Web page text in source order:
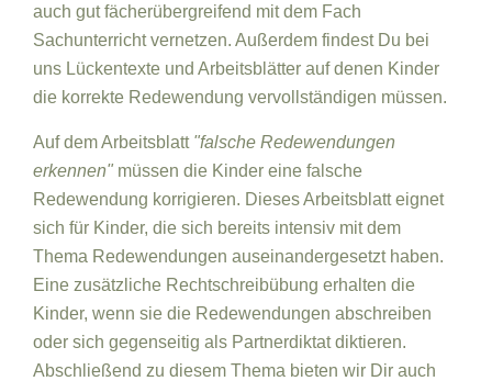
auch gut fächerübergreifend mit dem Fach
Sachunterricht vernetzen. Außerdem findest Du bei
uns Lückentexte und Arbeitsblätter auf denen Kinder
die korrekte Redewendung vervollständigen müssen.
Auf dem Arbeitsblatt "falsche Redewendungen
erkennen" müssen die Kinder eine falsche
Redewendung korrigieren. Dieses Arbeitsblatt eignet
sich für Kinder, die sich bereits intensiv mit dem
Thema Redewendungen auseinandergesetzt haben.
Eine zusätzliche Rechtschreibübung erhalten die
Kinder, wenn sie die Redewendungen abschreiben
oder sich gegenseitig als Partnerdiktat diktieren.
Abschließend zu diesem Thema bieten wir Dir auch